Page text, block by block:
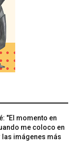
"El momento en
me coloco en
imágenes más